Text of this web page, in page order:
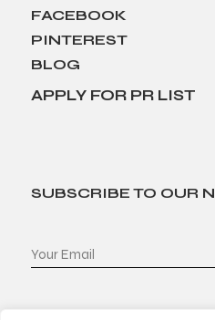
FACEBOOK
PINTEREST
BLOG
APPLY FOR PR LIST
SUBSCRIBE TO OUR